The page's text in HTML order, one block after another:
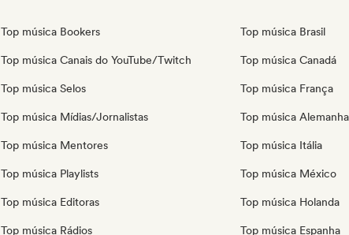
Top música Bookers
Top música Canais do YouTube/Twitch
Top música Selos
Top música Mídias/Jornalistas
Top música Mentores
Top música Playlists
Top música Editoras
Top música Rádios
Top música Brasil
Top música Canadá
Top música França
Top música Alemanha
Top música Itália
Top música México
Top música Holanda
Top música Espanha